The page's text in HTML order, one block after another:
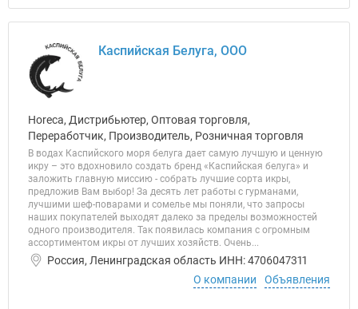
Каспийская Белуга, ООО
Horeca, Дистрибьютер, Оптовая торговля,
Переработчик, Производитель, Розничная торговля
В водах Каспийского моря белуга дает самую лучшую и ценную
икру – это вдохновило создать бренд «Каспийская белуга» и
заложить главную миссию - собрать лучшие сорта икры,
предложив Вам выбор! За десять лет работы с гурманами,
лучшими шеф-поварами и сомелье мы поняли, что запросы
наших покупателей выходят далеко за пределы возможностей
одного производителя. Так появилась компания с огромным
ассортиментом икры от лучших хозяйств. Очень...
Россия, Ленинградская область ИНН: 4706047311
О компании
Объявления